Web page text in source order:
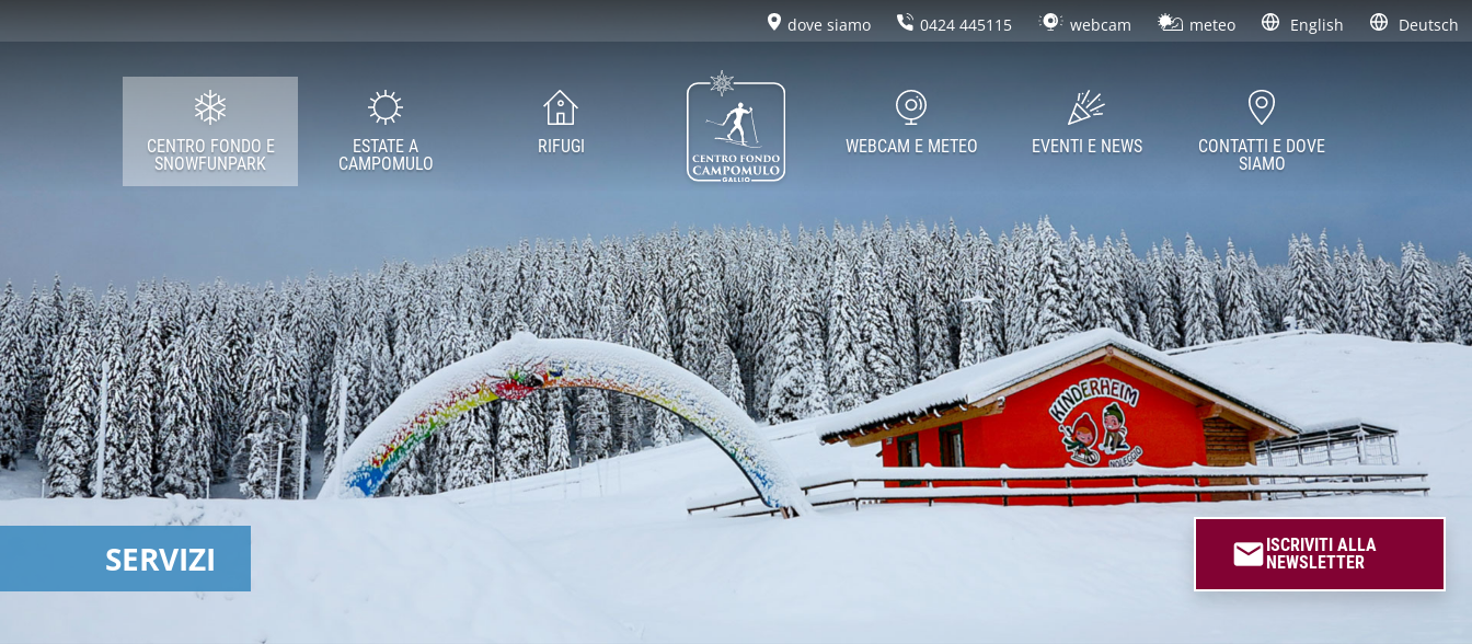
dove siamo 0424 445115 webcam meteo English Deutsch
CENTRO FONDO
ESTATE A
CAMPOMULO
RIFUGI WEBCAM E METEO EVENTI E NEWS
CONTATTI E DOVE
SIAMO
SERVIZI emailISCRIVITI ALLA
NEWSLETTER